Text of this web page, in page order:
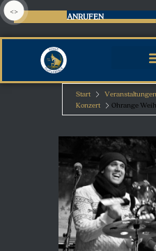
ANRUFEN
<>
Start
Konzert
Ohrange